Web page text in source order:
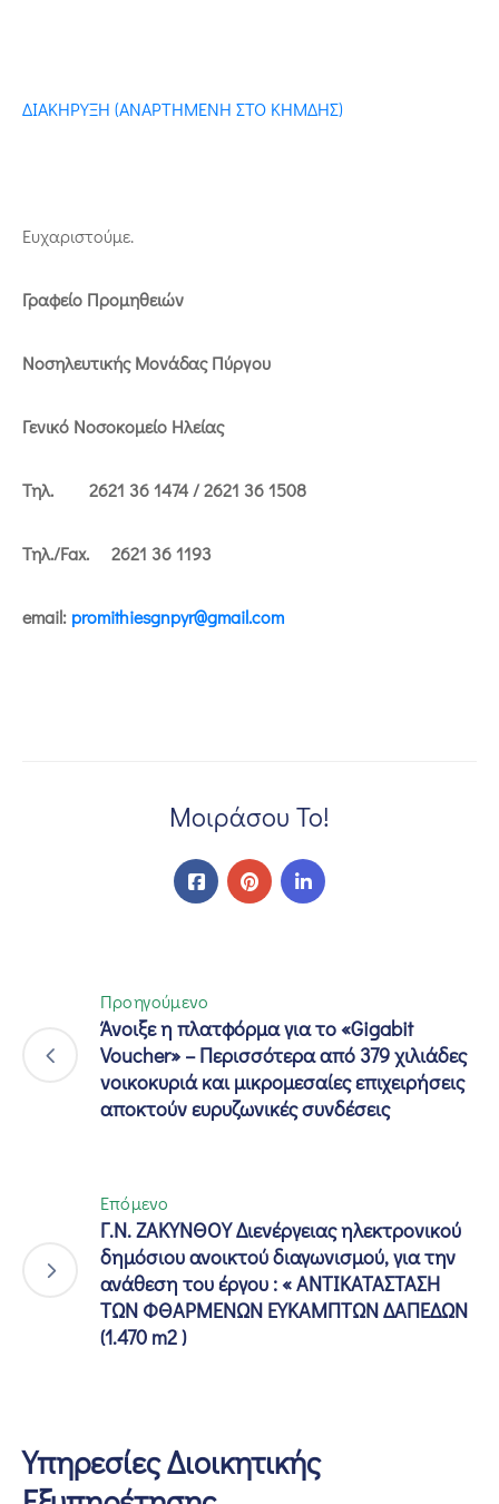
ΔΙΑΚΗΡΥΞΗ (ΑΝΑΡΤΗΜΕΝΗ ΣΤΟ ΚΗΜΔΗΣ)
Ευχαριστούμε.
Γραφείο Προμηθειών
Νοσηλευτικής Μονάδας Πύργου
Γενικό Νοσοκομείο Ηλείας
Τηλ. 2621 36 1474 / 2621 36 1508
Τηλ./Fax. 2621 36 1193
email: promithiesgnpyr@gmail.com
Μοιράσου Το!
Προηγούμενο
Άνοιξε η πλατφόρμα για το «Gigabit
Voucher» – Περισσότερα από 379 χιλιάδες
νοικοκυριά και μικρομεσαίες επιχειρήσεις
αποκτούν ευρυζωνικές συνδέσεις
Επόμενο
Γ.Ν. ΖΑΚΥΝΘΟΥ Διενέργειας ηλεκτρονικού
δημόσιου ανοικτού διαγωνισμού, για την
ανάθεση του έργου : « ΑΝΤΙΚΑΤΑΣΤΑΣΗ
ΤΩΝ ΦΘΑΡΜΕΝΩΝ ΕΥΚΑΜΠΤΩΝ ΔΑΠΕΔΩΝ
(1.470 m2 )
Υπηρεσίες Διοικητικής